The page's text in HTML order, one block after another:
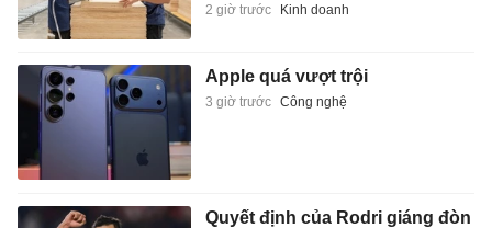
2 giờ trước Kinh doanh
Apple quá vượt trội
3 giờ trước Công nghệ
Quyết định của Rodri giáng đòn